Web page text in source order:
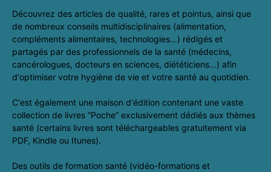
Découvrez des articles de qualité, rares et pointus, ainsi que
de nombreux conseils multidisciplinaires (alimentation,
compléments alimentaires, technologies…) rédigés et
partagés par des professionnels de la santé (médecins,
cancérologues, docteurs en sciences, diététiciens…) afin
d'optimiser votre hygiène de vie et votre santé au quotidien.
C'est également une maison d'édition contenant une vaste
collection de livres “Poche” exclusivement dédiés aux thèmes
santé (certains livres sont téléchargeables gratuitement via
PDF, Kindle ou Itunes).
Des outils de formation santé (vidéo-formations et